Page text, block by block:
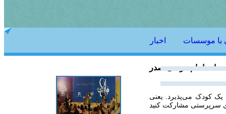
اخبار با موسسات
امام موسی صدر
کودک می‌پذیرد. یعنی